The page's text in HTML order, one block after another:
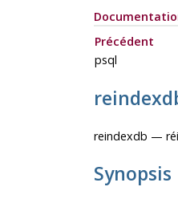
Précédent
psql
reindexdb —
Synopsis